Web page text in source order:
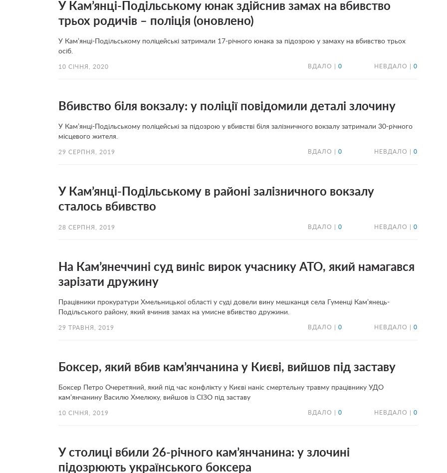
У Кам’янці-Подільському юнак здійснив замах на вбивство
трьох родичів – поліція (оновлено)
У Кам’янці-Подільському поліцейські затримали 17-річного юнака за підозрою у замаху на вбивство трьох
осіб.
10 СІЧНЯ, 2020 ВДАЛО | 0 НЕВДАЛО | 0
Вбивство біля вокзалу: у поліції повідомили деталі злочину
У Кам’янці-Подільському поліцейські за підозрою у вбивстві біля залізничного вокзалу затримали 30-річного
місцевого жителя.
29 СЕРПНЯ, 2019 ВДАЛО | 0 НЕВДАЛО | 0
У Кам’янці-Подільському в районі залізничного вокзалу
сталось вбивство
28 СЕРПНЯ, 2019 ВДАЛО | 0 НЕВДАЛО | 0
На Кам’янеччині суд виніс вирок учаснику АТО, який намагався
зарізати дружину
Працівники прокуратури Хмельницької області у суді довели вину мешканця села Гуменці Кам’янець-
Подільського району, який вчинив замах на умисне вбивство дружини.
29 ТРАВНЯ, 2019 ВДАЛО | 0 НЕВДАЛО | 0
Боксер, який вбив кам’янчанина у Києві, вийшов під заставу
Боксер Петро Очеретяний, який під час конфлікту у Києві наніс смертельну травму працівнику УДО
кам’янчанину Василю Хмелюку, вийшов із СІЗО під заставу
10 СІЧНЯ, 2019 ВДАЛО | 0 НЕВДАЛО | 0
У столиці вбили 26-річного кам’янчанина: у злочині
підозрюють українського боксера